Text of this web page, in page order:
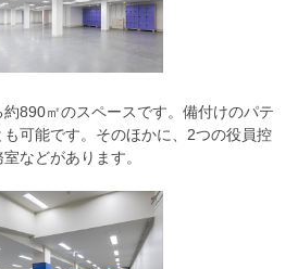
890㎡のスペースです。備付けのパテ
可能です。そのほかに、2つの役員控
などがあります。